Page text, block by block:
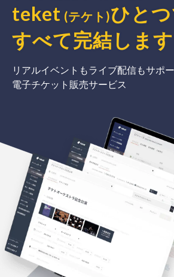
teket (テケト)ひとつ
すべて完結 します
リアルイベントもライブ配信もサポ
電子チケット販売サービス